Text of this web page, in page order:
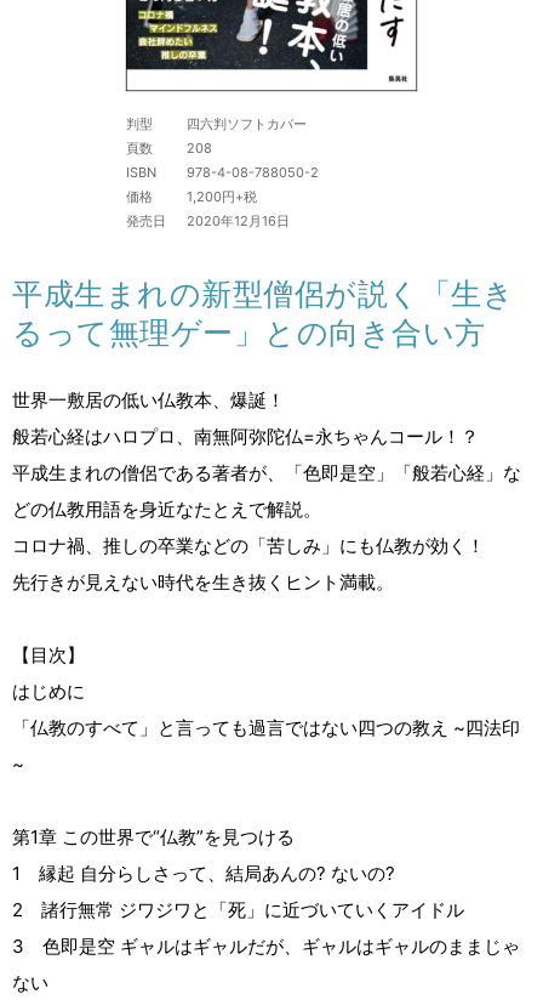
判型
四六判ソフトカバー
頁数
208
ISBN
978-4-08-788050-2
価格
1,200円+税
発売日
2020年12月16日
平成生まれの新型僧侶が説く「生き
るって無理ゲー」との向き合い方
世界一敷居の低い仏教本、爆誕！
般若心経はハロプロ、南無阿弥陀仏=永ちゃんコール！？
平成生まれの僧侶である著者が、「色即是空」「般若心経」な
どの仏教用語を身近なたとえで解説。
コロナ禍、推しの卒業などの「苦しみ」にも仏教が効く！
先行きが見えない時代を生き抜くヒント満載。
【目次】
はじめに
「仏教のすべて」と言っても過言ではない四つの教え ~四法印
~
第1章 この世界で“仏教”を見つける
1 縁起 自分らしさって、結局あんの? ないの?
2 諸行無常 ジワジワと「死」に近づいていくアイドル
3 色即是空 ギャルはギャルだが、ギャルはギャルのままじゃ
ない